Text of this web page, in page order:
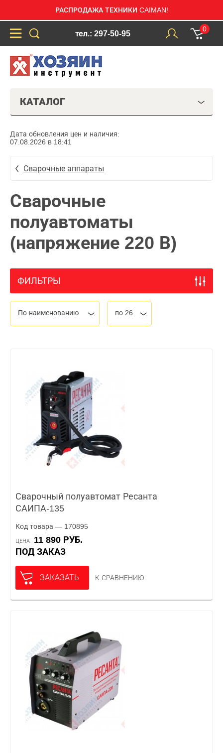
РАСПРОДАЖА ТЕХНИКИ CAIMAN!
тел.: 297-50-95
0
КАТАЛОГ
Дата обновления цен и наличия:
07.08.2026 в 18:41
Сварочные аппараты
Сварочные
полуавтоматы
(напряжение 220 В)
ФИЛЬТРЫ
По наименованию по 26
Сварочный полуавтомат Ресанта
САИПА-135
Код товара — 170895
ЦЕНА
11 890 РУБ.
ПОД ЗАКАЗ
ЗАКАЗАТЬ К СРАВНЕНИЮ